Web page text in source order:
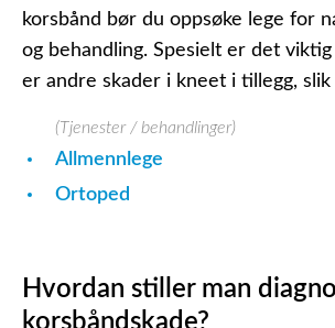
korsbånd bør du oppsøke lege for
og behandling. Spesielt er det
er andre skader i kneet i tillegg,
(Tjenester / behandlinger)
Allmennlege
Ortoped
Hvordan stiller man
korsbåndskade?